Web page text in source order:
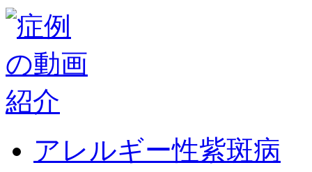
アレルギー性紫斑病